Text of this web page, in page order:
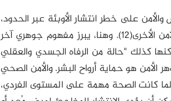
والأمن على خطر انتشار الأوبئة عبر الحدود،
وأُعطِيَ الاهتمام بشكل متزايد لمسألة أكثر اتساعًا، وهي تأثير الأمراض الوبائية على مفاهيم الأمن الأخرى(12). وهنا، يبرز مفهوم جوهري آخر
كذلك "حالة من الرفاه الجسدي والعقلي
الأمن هو حماية أرواح البشر. والأمن الصحي
كانت الصحة مهمة على المستوى الفردي،